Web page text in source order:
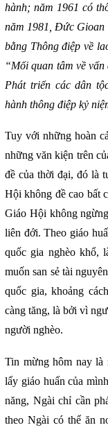
hành; năm 1961 có
năm 1981, Đức Gioan
bằng Thông điệp về
“Mối quan tâm về
Phát triển các dân
hành thông điệp kỷ
Tuy với những hoàn
những văn kiện trên
đề của thời đại, đó là
Hội không đề cao bất
Giáo Hội không
liên đới. Theo giáo
quốc gia nghèo khổ,
muốn san sẻ tài
quốc gia, khoảng
càng tăng, là bởi vì
người nghèo.
Tin mừng hôm nay
lấy giáo huấn của
năng, Ngài chỉ cần
theo Ngài có thể ăn